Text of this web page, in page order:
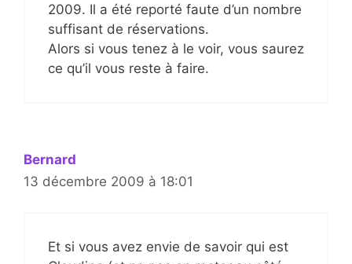
2009. Il a été reporté faute d’un nombre
suffisant de réservations.
Alors si vous tenez à le voir, vous saurez
ce qu’il vous reste à faire.
Bernard
13 décembre 2009 à 18:01
Et si vous avez envie de savoir qui est